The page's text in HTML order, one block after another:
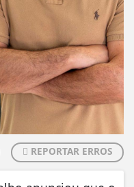
REPORTAR ERROS